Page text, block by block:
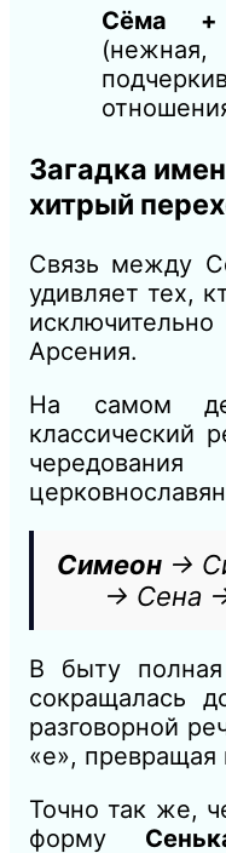
Сёма
Загадка
хитрый
Связь между
удивляет тех,
Арсения.
На самом
классический
Симеон →
→ Сена
В быту
сокращалась
разговорной
«е», превращая
Точно так же,
форму